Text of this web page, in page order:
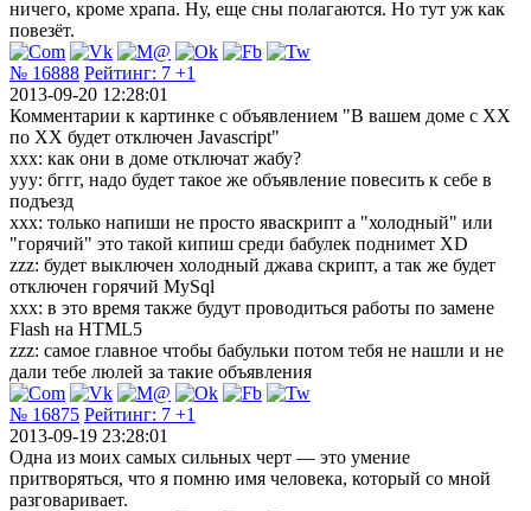
ничего, кроме храпа. Ну, еще сны полагаются. Но тут уж как
повезёт.
№ 16888 Рейтинг: 7 +1
2013-09-20 12:28:01
Комментарии к картинке с объявлением "В вашем доме с ХХ
по ХХ будет отключен Javascript"
xxx: как они в доме отключат жабу?
yyy: бггг, надо будет такое же объявление повесить к себе в
подъезд
xxx: только напиши не просто яваскрипт а "холодный" или
"горячий" это такой кипиш среди бабулек поднимет XD
zzz: будет выключен холодный джава скрипт, а так же будет
отключен горячий MySql
xxx: в это время также будут проводиться работы по замене
Flash на HTML5
zzz: самое главное чтобы бабульки потом тебя не нашли и не
дали тебе люлей за такие объявления
№ 16875 Рейтинг: 7 +1
2013-09-19 23:28:01
Одна из моих самых сильных черт — это умение
притворяться, что я помню имя человека, который со мной
разговаривает.